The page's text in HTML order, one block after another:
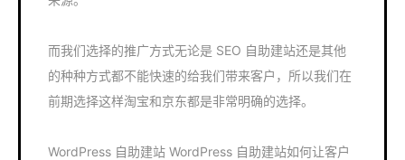
而我们选择的推广方式无论是 SEO 自助建站还是其他
的种种方式都不能快速的给我们带来客户，所以我们在
前期选择这样淘宝和京东都是非常明确的选择。
WordPress 自助建站 WordPress 自助建站如何让客户